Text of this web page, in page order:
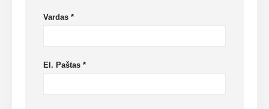
Vardas*
El. Paštas*